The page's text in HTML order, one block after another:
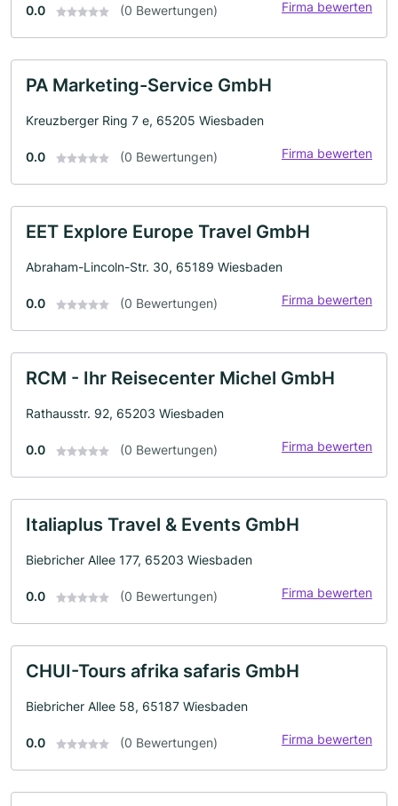
0.0 (0 Bewertungen) Firma bewerten
PA Marketing-Service GmbH
Kreuzberger Ring 7 e, 65205 Wiesbaden
0.0 (0 Bewertungen) Firma bewerten
EET Explore Europe Travel GmbH
Abraham-Lincoln-Str. 30, 65189 Wiesbaden
0.0 (0 Bewertungen) Firma bewerten
RCM - Ihr Reisecenter Michel GmbH
Rathausstr. 92, 65203 Wiesbaden
0.0 (0 Bewertungen) Firma bewerten
Italiaplus Travel & Events GmbH
Biebricher Allee 177, 65203 Wiesbaden
0.0 (0 Bewertungen) Firma bewerten
CHUI-Tours afrika safaris GmbH
Biebricher Allee 58, 65187 Wiesbaden
0.0 (0 Bewertungen) Firma bewerten